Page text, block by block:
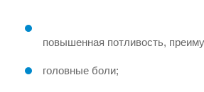
повышенная потливость,
головные боли;